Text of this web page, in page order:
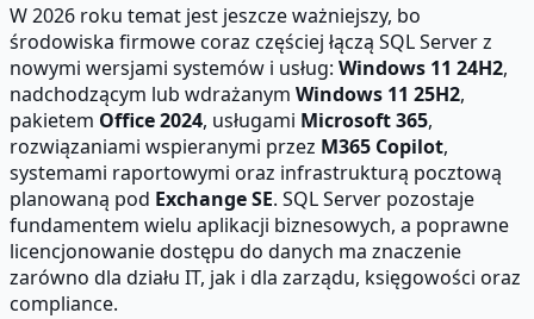
W 2026 roku temat jest jeszcze ważniejszy, bo
środowiska firmowe coraz częściej łączą SQL Server z
nowymi wersjami systemów i usług: Windows 11 24H2,
nadchodzącym lub wdrażanym Windows 11 25H2,
pakietem Office 2024, usługami Microsoft 365,
rozwiązaniami wspieranymi przez M365 Copilot,
systemami raportowymi oraz infrastrukturą pocztową
planowaną pod Exchange SE. SQL Server pozostaje
fundamentem wielu aplikacji biznesowych, a poprawne
licencjonowanie dostępu do danych ma znaczenie
zarówno dla działu IT, jak i dla zarządu, księgowości oraz
compliance.